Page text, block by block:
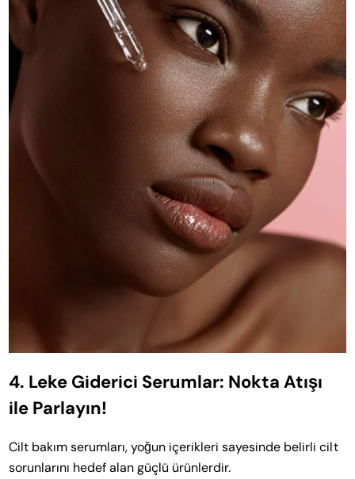
4. Leke Giderici Serumlar: Nokta Atışı
ile Parlayın!
Cilt bakım serumları, yoğun içerikleri sayesinde belirli cilt
sorunlarını hedef alan güçlü ürünlerdir.